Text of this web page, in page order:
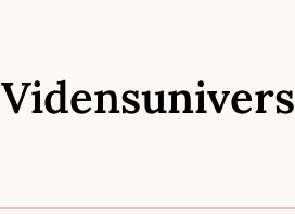
Vidensunivers